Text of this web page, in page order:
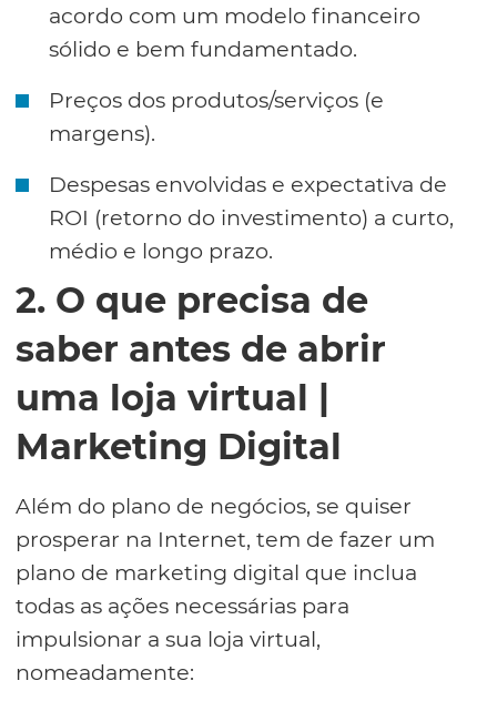
acordo com um modelo financeiro
sólido e bem fundamentado.
Preços dos produtos/serviços (e
margens).
Despesas envolvidas e expectativa de
ROI (retorno do investimento) a curto,
médio e longo prazo.
2. O que precisa de
saber antes de abrir
uma loja virtual |
Marketing Digital
Além do plano de negócios, se quiser
prosperar na Internet, tem de fazer um
plano de marketing digital que inclua
todas as ações necessárias para
impulsionar a sua loja virtual,
nomeadamente: